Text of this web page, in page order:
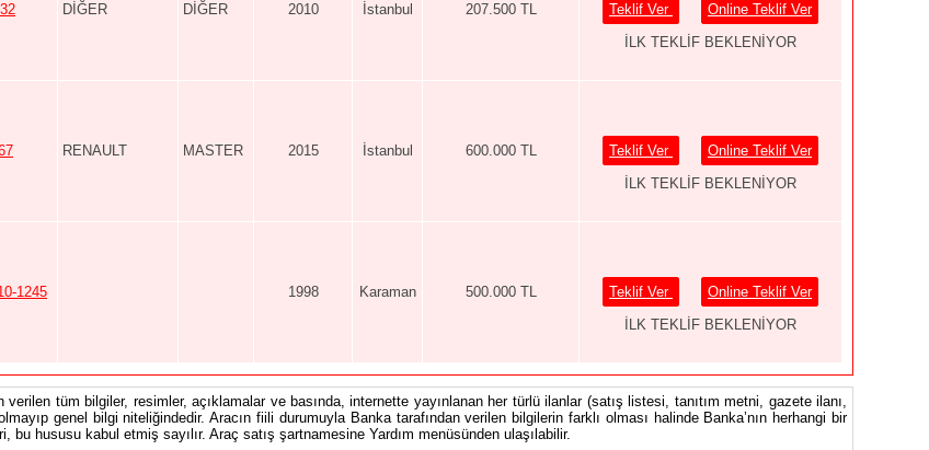
DİĞER DİĞER 2010 İstanbul 207.500 TL Teklif Ver
Online Teklif Ver
İLK TEKLİF BEKLENİYOR
RENAULT MASTER 2015 İstanbul 600.000 TL Teklif Ver
Online Teklif Ver
İLK TEKLİF BEKLENİYOR
1245 1998 Karaman 500.000 TL Teklif Ver
Online Teklif Ver
İLK TEKLİF BEKLENİYOR
tüm bilgiler, resimler, açıklamalar ve basında, internette yayınlanan her türlü ilanlar (satış listesi, tanıtım metni, gazete ilanı,
genel bilgi niteliğindedir. Aracın fiili durumuyla Banka tarafından verilen bilgilerin farklı olması halinde Banka’nın herhangi bir
bu hususu kabul etmiş sayılır. Araç satış şartnamesine Yardım menüsünden ulaşılabilir.